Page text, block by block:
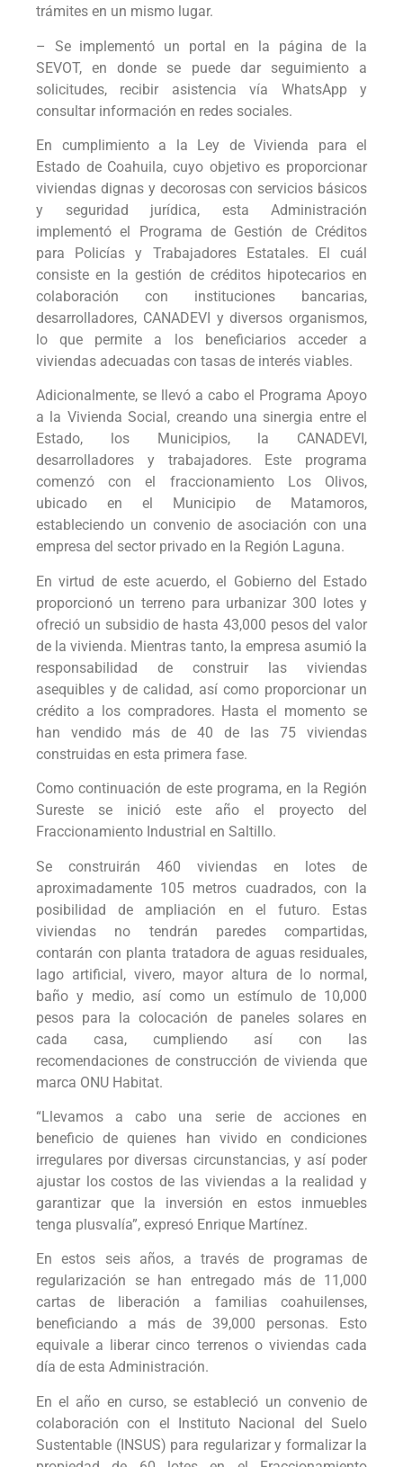
trámites en un mismo lugar.
– Se implementó un portal en la página de la
SEVOT, en donde se puede dar seguimiento a
solicitudes, recibir asistencia vía WhatsApp y
consultar información en redes sociales.
En cumplimiento a la Ley de Vivienda para el
Estado de Coahuila, cuyo objetivo es proporcionar
viviendas dignas y decorosas con servicios básicos
y seguridad jurídica, esta Administración
implementó el Programa de Gestión de Créditos
para Policías y Trabajadores Estatales. El cuál
consiste en la gestión de créditos hipotecarios en
colaboración con instituciones bancarias,
desarrolladores, CANADEVI y diversos organismos,
lo que permite a los beneficiarios acceder a
viviendas adecuadas con tasas de interés viables.
Adicionalmente, se llevó a cabo el Programa Apoyo
a la Vivienda Social, creando una sinergia entre el
Estado, los Municipios, la CANADEVI,
desarrolladores y trabajadores. Este programa
comenzó con el fraccionamiento Los Olivos,
ubicado en el Municipio de Matamoros,
estableciendo un convenio de asociación con una
empresa del sector privado en la Región Laguna.
En virtud de este acuerdo, el Gobierno del Estado
proporcionó un terreno para urbanizar 300 lotes y
ofreció un subsidio de hasta 43,000 pesos del valor
de la vivienda. Mientras tanto, la empresa asumió la
responsabilidad de construir las viviendas
asequibles y de calidad, así como proporcionar un
crédito a los compradores. Hasta el momento se
han vendido más de 40 de las 75 viviendas
construidas en esta primera fase.
Como continuación de este programa, en la Región
Sureste se inició este año el proyecto del
Fraccionamiento Industrial en Saltillo.
Se construirán 460 viviendas en lotes de
aproximadamente 105 metros cuadrados, con la
posibilidad de ampliación en el futuro. Estas
viviendas no tendrán paredes compartidas,
contarán con planta tratadora de aguas residuales,
lago artificial, vivero, mayor altura de lo normal,
baño y medio, así como un estímulo de 10,000
pesos para la colocación de paneles solares en
cada casa, cumpliendo así con las
recomendaciones de construcción de vivienda que
marca ONU Habitat.
“Llevamos a cabo una serie de acciones en
beneficio de quienes han vivido en condiciones
irregulares por diversas circunstancias, y así poder
ajustar los costos de las viviendas a la realidad y
garantizar que la inversión en estos inmuebles
tenga plusvalía”, expresó Enrique Martínez.
En estos seis años, a través de programas de
regularización se han entregado más de 11,000
cartas de liberación a familias coahuilenses,
beneficiando a más de 39,000 personas. Esto
equivale a liberar cinco terrenos o viviendas cada
día de esta Administración.
En el año en curso, se estableció un convenio de
colaboración con el Instituto Nacional del Suelo
Sustentable (INSUS) para regularizar y formalizar la